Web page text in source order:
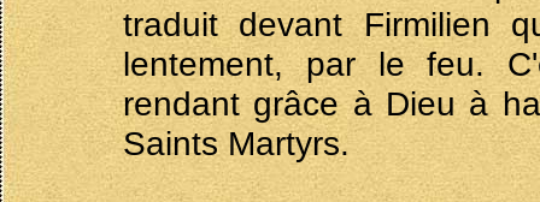
traduit devant Firmilien
lentement, par le feu.
rendant grâce à Dieu à
Saints Martyrs.